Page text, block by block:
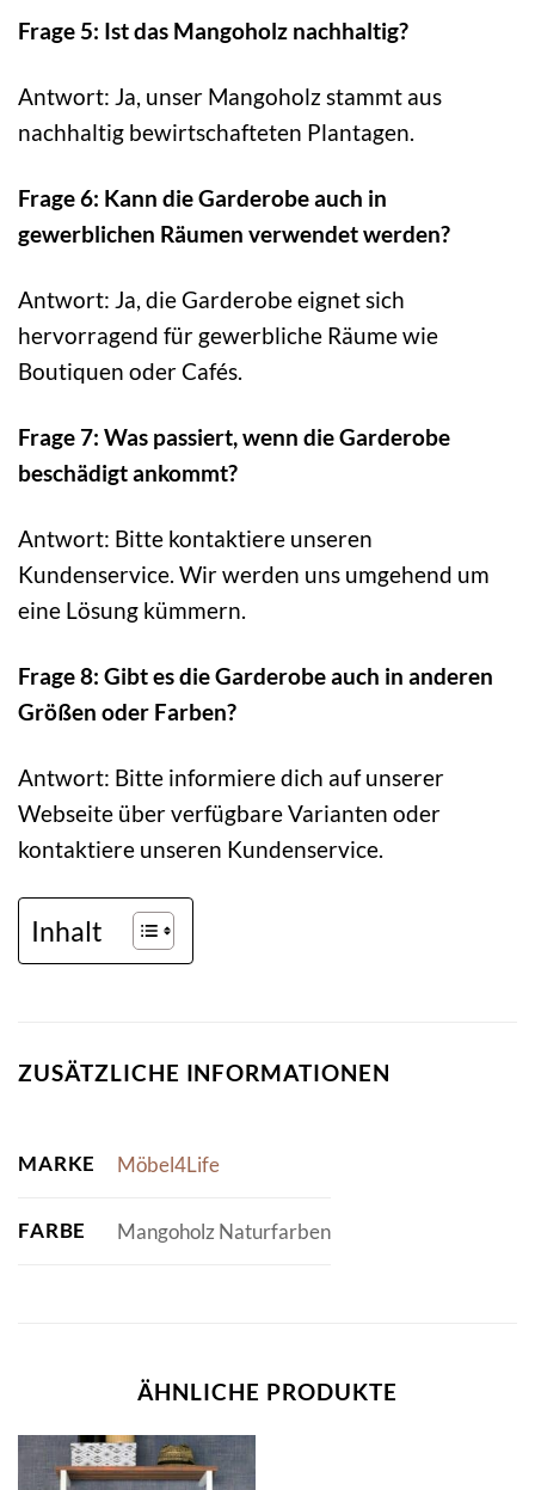
Frage 5: Ist das Mangoholz nachhaltig?
Antwort: Ja, unser Mangoholz stammt aus
nachhaltig bewirtschafteten Plantagen.
Frage 6: Kann die Garderobe auch in
gewerblichen Räumen verwendet werden?
Antwort: Ja, die Garderobe eignet sich
hervorragend für gewerbliche Räume wie
Boutiquen oder Cafés.
Frage 7: Was passiert, wenn die Garderobe
beschädigt ankommt?
Antwort: Bitte kontaktiere unseren
Kundenservice. Wir werden uns umgehend um
eine Lösung kümmern.
Frage 8: Gibt es die Garderobe auch in anderen
Größen oder Farben?
Antwort: Bitte informiere dich auf unserer
Webseite über verfügbare Varianten oder
kontaktiere unseren Kundenservice.
Inhalt
ZUSÄTZLICHE INFORMATIONEN
MARKE Möbel4Life
FARBE Mangoholz Naturfarben
ÄHNLICHE PRODUKTE